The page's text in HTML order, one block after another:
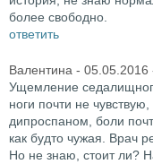
более свободно.
ответить
Валентина - 05.05.2016
Ущемление
ноги почти не
дипроспаном, боли
как будто чужая. Врач
Но не знаю, стоит ли?